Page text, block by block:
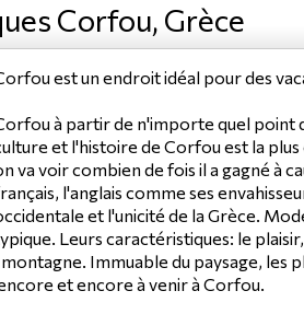
Corfou, Grèce
est un endroit idéal pour des
à partir de n'importe quel point
et l'histoire de Corfou est la
va voir combien de fois il a gagné à
l'anglais comme ses
et l'unicité de la Grèce.
Leurs caractéristiques: le
Immuable du paysage, les
et encore à venir à Corfou.